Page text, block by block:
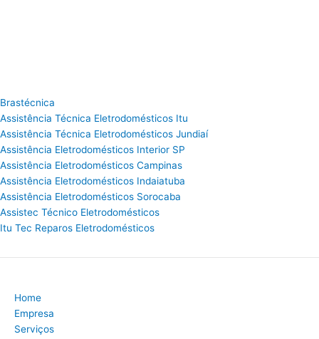
Brastécnica
Assistência Técnica Eletrodomésticos Itu
Assistência Técnica Eletrodomésticos Jundiaí
Assistência Eletrodomésticos Interior SP
Assistência Eletrodomésticos Campinas
Assistência Eletrodomésticos Indaiatuba
Assistência Eletrodomésticos Sorocaba
Assistec Técnico Eletrodomésticos
Itu Tec Reparos Eletrodomésticos
Home
Empresa
Serviços